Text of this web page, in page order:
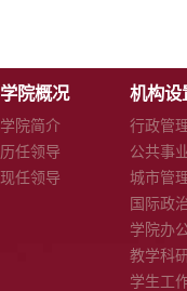
学院概况
学院简介
历任领导
现任领导
机构设
行政管
公共事
城市管
国际政
学院办
教学科
学生工